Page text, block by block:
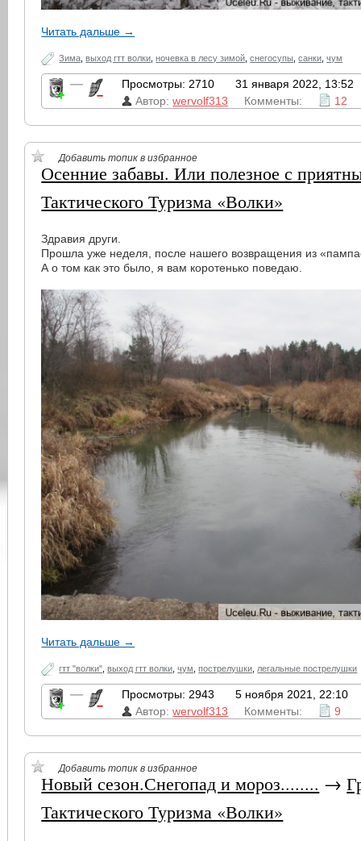
Читать дальше →
Зима ,выход гтт волки ,ночевка в лесу зимой ,снегосупы ,санки ,чум
— Просмотры: 2710
31 января 2022, 13:52
Автор:wervolf313 Комменты: 12
Добавить топик в избранное
Осенние забавы. Или полезное с
Тактического Туризма «Волки»
Здравия други.
Прошла уже неделя, после нашего возвращения из
А о том как это было, я вам коротенько поведаю.
Читать дальше →
гтт "волки" ,выход гтт волки ,чум ,пострелушки легальные пострелушки
— Просмотры: 2943
5 ноября 2021, 22:10
Автор:wervolf313 Комменты: 9
Добавить топик в избранное
Новый сезон.Снегопад и мороз........ →
Тактического Туризма «Волки»